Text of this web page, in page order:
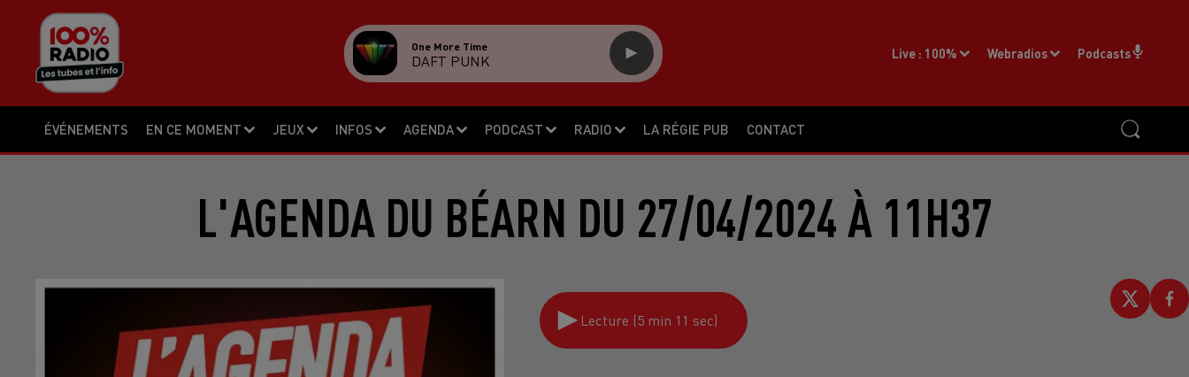
ÉVÉNEMENTS EN CE MOMENT JEUX INFOS AGENDA PODCAST RADIO LA RÉGIE PUB CONTACT
Live : 100% Webradios Podcasts
One More Time
DAFT PUNK
L'AGENDA DU BÉARN DU 27/04/2024 À 11H37
Lecture (5 min 11 sec)